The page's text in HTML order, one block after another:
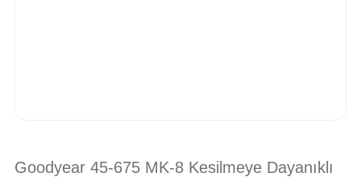
Goodyear 45-675 MK-8 Kesilmeye Dayanıklı